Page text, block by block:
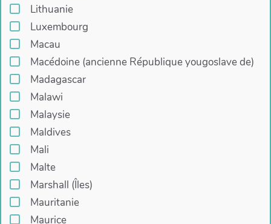
Lithuanie
Luxembourg
Macau
Macédoine (ancienne République yougoslave de)
Madagascar
Malawi
Malaysie
Maldives
Mali
Malte
Marshall (Îles)
Mauritanie
Maurice